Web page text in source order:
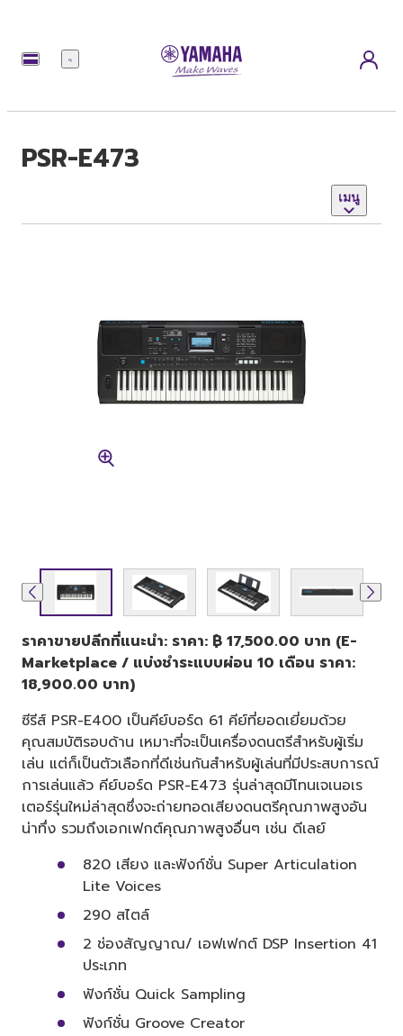
เมนู
PSR-E473
เมนู
ราคาขายปลีกที่แนะนำ: ราคา: ฿ 17,500.00 บาท (E-
Marketplace / แบ่งชำระแบบผ่อน 10 เดือน ราคา:
18,900.00 บาท)
ซีรีส์ PSR-E400 เป็นคีย์บอร์ด 61 คีย์ที่ยอดเยี่ยมด้วย
คุณสมบัติรอบด้าน เหมาะที่จะเป็นเครื่องดนตรีสำหรับผู้เริ่ม
เล่น แต่ก็เป็นตัวเลือกที่ดีเช่นกันสำหรับผู้เล่นที่มีประสบการณ์
การเล่นแล้ว คีย์บอร์ด PSR-E473 รุ่นล่าสุดมีโทนเจเนอเร
เตอร์รุ่นใหม่ล่าสุดซึ่งจะถ่ายทอดเสียงดนตรีคุณภาพสูงอัน
น่าทึ่ง รวมถึงเอกเฟกต์คุณภาพสูงอื่นๆ เช่น ดีเลย์
820 เสียง และฟังก์ชั่น Super Articulation
Lite Voices
290 สไตล์
2 ช่องสัญญาณ/ เอฟเฟกต์ DSP Insertion 41
ประเภท
ฟังก์ชั่น Quick Sampling
ฟังก์ชั่น Groove Creator